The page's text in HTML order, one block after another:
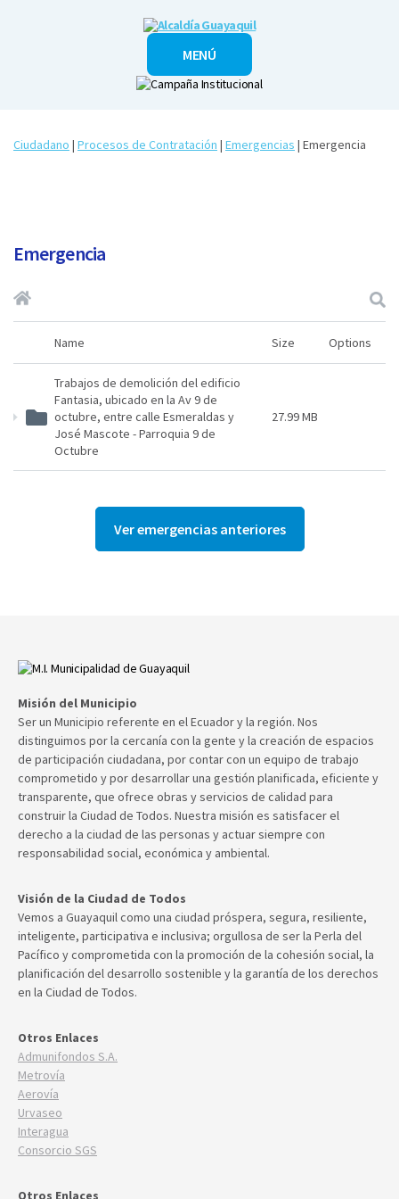
Alcaldía
GuayaquilMENÚ
Ciudadano | Procesos de Contratación | Emergencias | Emergencia
Emergencia
Name Size Options
Trabajos de demolición del edificio
Fantasia, ubicado en la Av 9 de
octubre, entre calle Esmeraldas y
José Mascote - Parroquia 9 de
Octubre
27.99 MB
Ver emergencias anteriores
Misión del Municipio
Ser un Municipio referente en el Ecuador y la región. Nos
distinguimos por la cercanía con la gente y la creación de espacios
de participación ciudadana, por contar con un equipo de trabajo
comprometido y por desarrollar una gestión planificada, eficiente y
transparente, que ofrece obras y servicios de calidad para
construir la Ciudad de Todos. Nuestra misión es satisfacer el
derecho a la ciudad de las personas y actuar siempre con
responsabilidad social, económica y ambiental.
Visión de la Ciudad de Todos
Vemos a Guayaquil como una ciudad próspera, segura, resiliente,
inteligente, participativa e inclusiva; orgullosa de ser la Perla del
Pacífico y comprometida con la promoción de la cohesión social, la
planificación del desarrollo sostenible y la garantía de los derechos
en la Ciudad de Todos.
Otros Enlaces
Admunifondos S.A.
Metrovía
Aerovía
Urvaseo
Interagua
Consorcio SGS
Otros Enlaces